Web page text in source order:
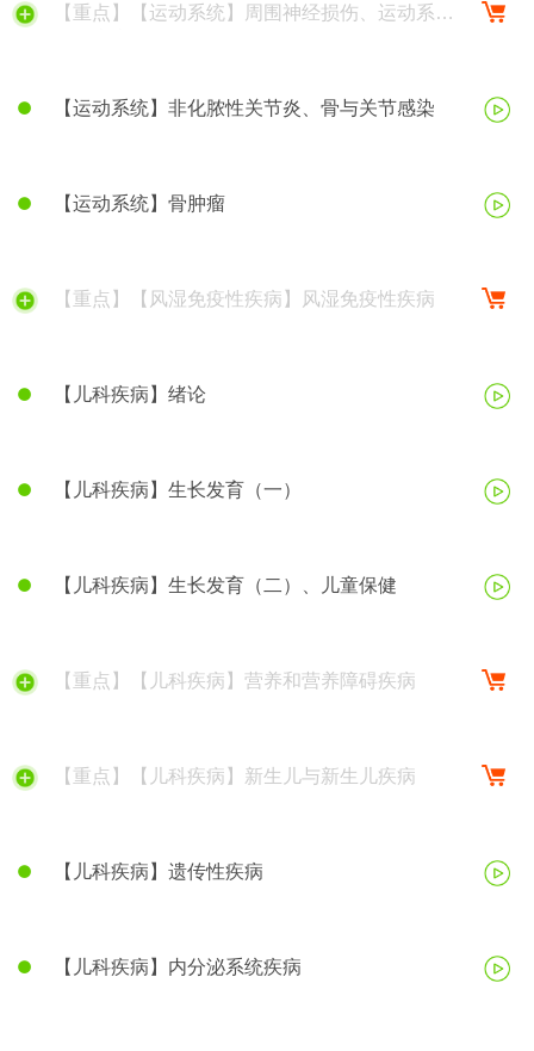
【重点】【运动系统】周围神经损伤、运动系统
【运动系统】非化脓性关节炎、骨与关节感染
【运动系统】骨肿瘤
【重点】【风湿免疫性疾病】风湿免疫性疾病
【儿科疾病】绪论
【儿科疾病】生长发育（一）
【儿科疾病】生长发育（二）、儿童保健
【重点】【儿科疾病】营养和营养障碍疾病
【重点】【儿科疾病】新生儿与新生儿疾病
【儿科疾病】遗传性疾病
【儿科疾病】内分泌系统疾病